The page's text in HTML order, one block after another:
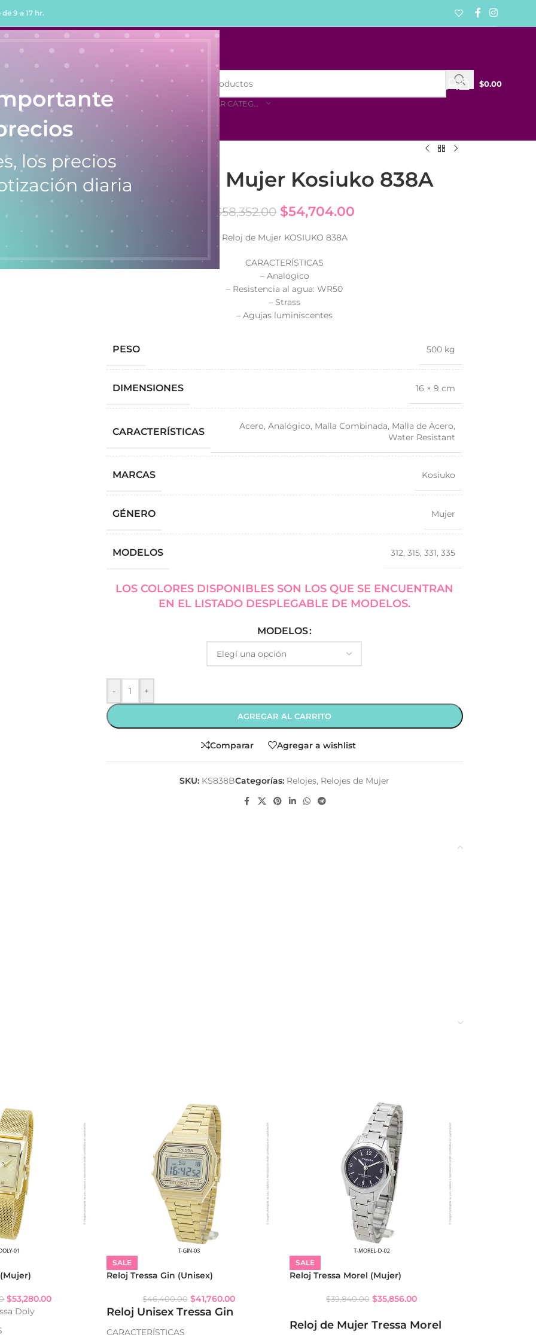
los precios
diaria
9 a 17 hr.
COMPRAR POR MENOR
SELECCIONAR CATEGORÍA
$0.00
Reloj de Mujer Kosiuko 838A
$58,352.00 $54,704.00
Reloj de Mujer KOSIUKO 838A
CARACTERÍSTICAS
– Analógico
– Resistencia al agua: WR50
– Strass
– Agujas luminiscentes
PESO 500 kg
DIMENSIONES 16 × 9 cm
CARACTERÍSTICAS Acero, Analógico, Malla Combinada, Malla de Acero,
Water Resistant
MARCAS Kosiuko
GÉNERO Mujer
MODELOS 312, 315, 331, 335
LOS COLORES DISPONIBLES SON LOS QUE SE ENCUENTRAN
EN EL LISTADO DESPLEGABLE DE MODELOS.
MODELOS
- +
AGREGAR AL CARRITO
Comparar Agregar a wishlist
SKU: KS838BCategorías: Relojes, Relojes de Mujer
$53,280.00
Doly
SALE
Reloj Tressa Gin (Unisex)
$46,400.00 $41,760.00
Reloj Unisex Tressa Gin
CARACTERÍSTICAS
SALE
Reloj Tressa Morel (Mujer)
$39,840.00 $35,856.00
Reloj de Mujer Tressa Morel